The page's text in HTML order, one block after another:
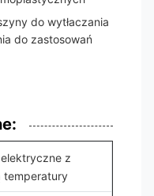
do wytłaczania
do zastosowań
z
temperatury